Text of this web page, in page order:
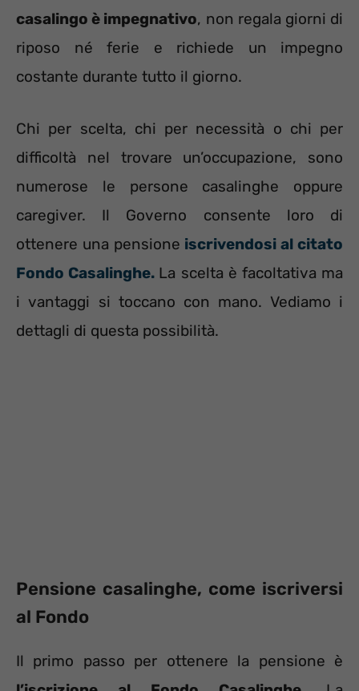
casalingo è impegnativo, non regala giorni di
riposo né ferie e richiede un impegno
costante durante tutto il giorno.
Chi per scelta, chi per necessità o chi per
difficoltà nel trovare un’occupazione, sono
numerose le persone casalinghe oppure
caregiver. Il Governo consente loro di
ottenere una pensione iscrivendosi al citato
Fondo Casalinghe. La scelta è facoltativa ma
i vantaggi si toccano con mano. Vediamo i
dettagli di questa possibilità.
Pensione casalinghe, come iscriversi
al Fondo
Il primo passo per ottenere la pensione è